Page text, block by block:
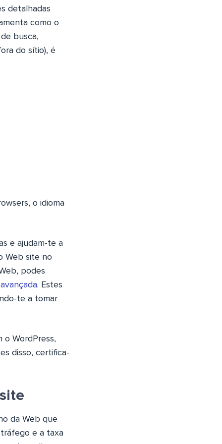
detalhadas
como o
busca,
do sítio), é
o idioma
e ajudam-te a
Web site no
podes
. Estes
te a tomar
o WordPress,
disso, certifica-
da Web que
e a taxa